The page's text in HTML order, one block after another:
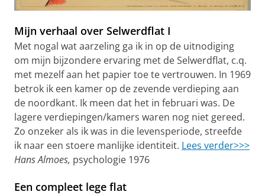
Mijn verhaal over Selwerdflat I
Met nogal wat aarzeling ga ik in op de uitnodiging
om mijn bijzondere ervaring met de Selwerdflat, c.q.
met mezelf aan het papier toe te vertrouwen. In 1969
betrok ik een kamer op de zevende verdieping aan
de noordkant. Ik meen dat het in februari was. De
lagere verdiepingen/kamers waren nog niet gereed.
Zo onzeker als ik was in die levensperiode, streefde
ik naar een stoere manlijke identiteit. Lees verder>>>
Hans Almoes, psychologie 1976
Een compleet lege flat